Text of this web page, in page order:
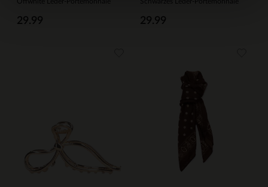
29.99 29.99